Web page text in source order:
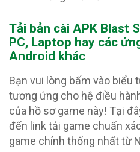
Tải bản cài APK Blast
PC, Laptop hay các
Android khác
Bạn vui lòng bấm vào biểu
tương ứng cho hệ điều
của hồ sơ game này! Tại
đến link tải game chuẩn
game chính thống nhất từ